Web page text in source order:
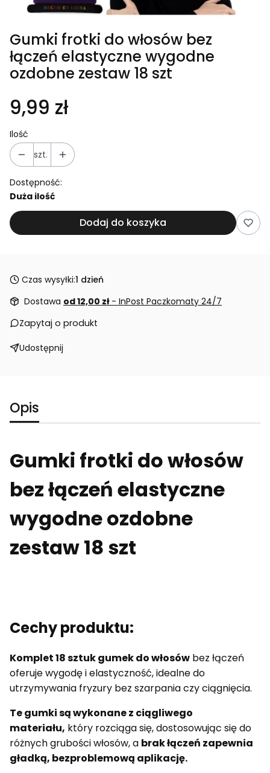
Gumki frotki do włosów bez
łączeń elastyczne wygodne
ozdobne zestaw 18 szt
9,99 zł
Ilość
szt.
Dostępność:
Duża ilość
Dodaj do koszyka
Czas wysyłki:1 dzień
Dostawa od 12,00 zł - InPost Paczkomaty 24/7
Zapytaj o produkt
Udostępnij
Opis
Gumki frotki do włosów
bez łączeń elastyczne
wygodne ozdobne
zestaw 18 szt
Cechy produktu:
Komplet 18 sztuk gumek do włosów bez łączeń
oferuje wygodę i elastyczność, idealne do
utrzymywania fryzury bez szarpania czy ciągnięcia.
Te gumki są wykonane z ciągliwego
materiału, który rozciąga się, dostosowując się do
różnych grubości włosów, a brak łączeń zapewnia
gładką, bezproblemową aplikację.